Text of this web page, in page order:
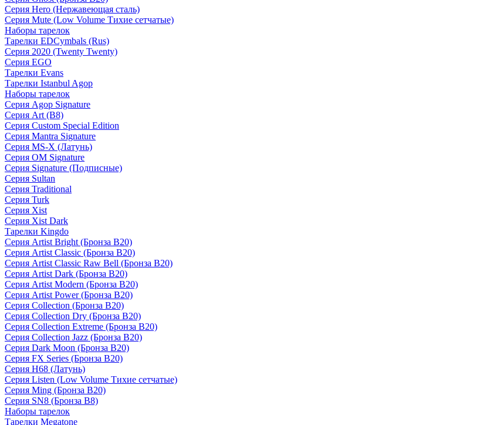
Серия Hero (Нержавеющая сталь)
Серия Mute (Low Volume Тихие сетчатые)
Наборы тарелок
Тарелки EDCymbals (Rus)
Серия 2020 (Twenty Twenty)
Серия EGO
Тарелки Evans
Тарелки Istanbul Agop
Наборы тарелок
Серия Agop Signature
Серия Art (B8)
Серия Custom Special Edition
Серия Mantra Signature
Серия MS-X (Латунь)
Серия OM Signature
Серия Signature (Подписные)
Серия Sultan
Серия Traditional
Серия Turk
Серия Xist
Серия Xist Dark
Тарелки Kingdo
Серия Artist Bright (Бронза B20)
Серия Artist Classic (Бронза B20)
Серия Artist Classic Raw Bell (Бронза B20)
Серия Artist Dark (Бронза B20)
Серия Artist Modern (Бронза B20)
Серия Artist Power (Бронза B20)
Серия Collection (Бронза B20)
Серия Collection Dry (Бронза B20)
Серия Collection Extreme (Бронза B20)
Серия Collection Jazz (Бронза B20)
Серия Dark Moon (Бронза B20)
Серия FX Series (Бронза B20)
Серия H68 (Латунь)
Серия Listen (Low Volume Тихие сетчатые)
Серия Ming (Бронза B20)
Серия SN8 (Бронза B8)
Наборы тарелок
Тарелки Megatone